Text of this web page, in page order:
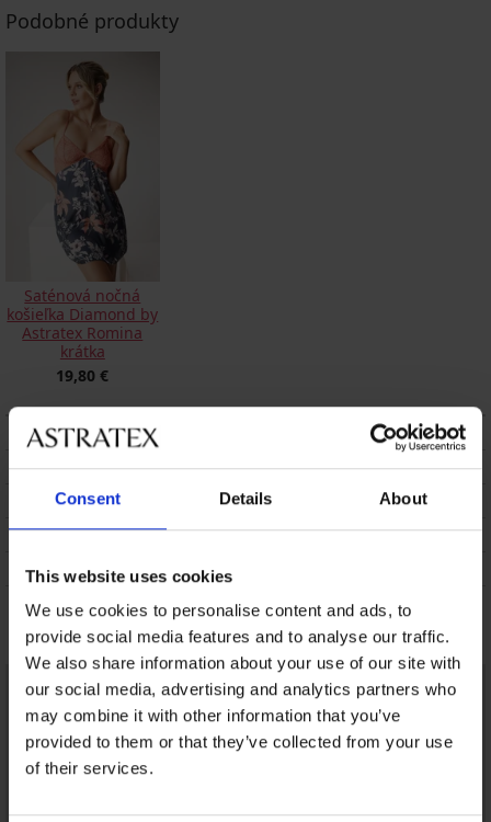
Consent Details About
This website uses cookies
We use cookies to personalise content and ads, to
provide social media features and to analyse our traffic.
We also share information about your use of our site with
our social media, advertising and analytics partners who
may combine it with other information that you’ve
provided to them or that they’ve collected from your use
of their services.
Podobné produkty
Saténová nočná
košieľka Diamond by
Astratex Romina
krátka
19,80 €
POPIS
DOPRAVA A PLATBA
VÝMENA
ÚDRŽBA A PRANIE
O ZNAČKE
Mohlo by sa vám páčiť